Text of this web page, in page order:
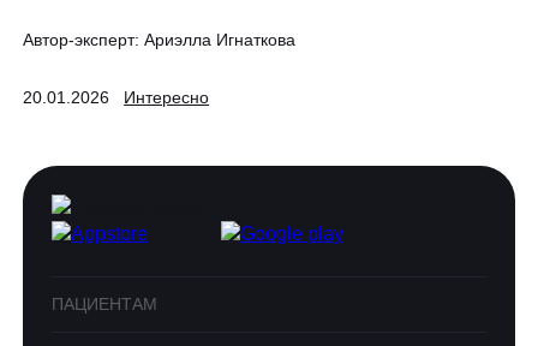
Автор-эксперт:Ариэлла Игнаткова
20.01.2026 Интересно
ПАЦИЕНТАМ